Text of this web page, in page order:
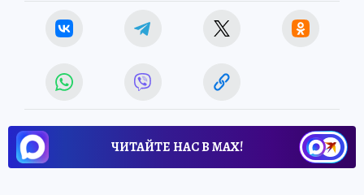
ЧИТАЙТЕ НАС В МАХ!